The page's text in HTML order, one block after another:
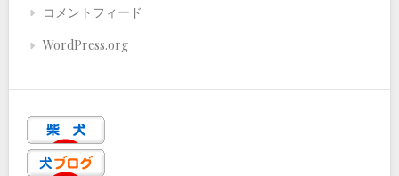
コメントフィード
WordPress.org